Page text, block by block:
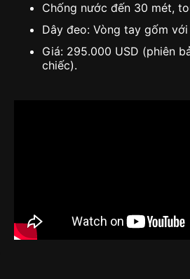
Chống nước đến 30 mét,
Dây đeo: Vòng tay gốm
Giá: 295.000 USD (phiên
chiếc).